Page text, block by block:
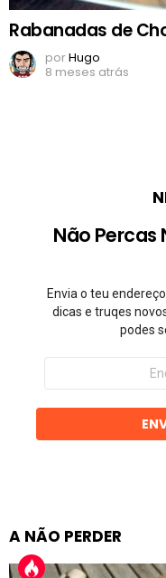
Rabanadas de
porHugo
8 meses atrás
Não Percas
Envia o teu
dicas e truqes
podes
Endereço
email
A NÃO PERDER